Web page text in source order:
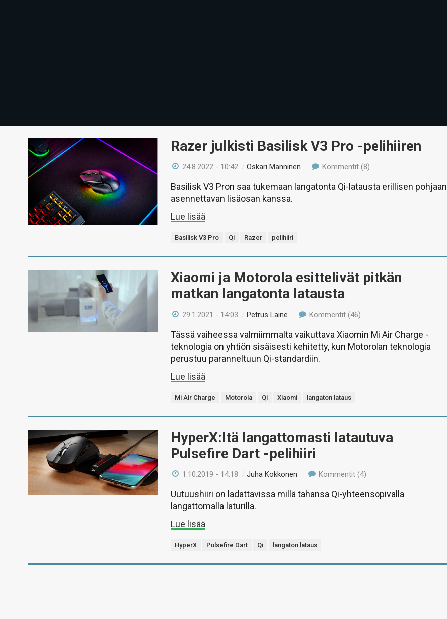
Razer julkisti Basilisk V3 Pro -pelihiiren
24.8.2022 - 10:42 /Oskari Manninen Kommentit (8)
Basilisk V3 Pron saa tukemaan langatonta Qi-latausta erillisen pohjaan
asennettavan lisäosan kanssa.
Lue lisää
Basilisk V3 Pro Qi Razer pelihiiri
Xiaomi ja Motorola esittelivät pitkän
matkan langatonta latausta
29.1.2021 - 14:03 /Petrus Laine Kommentit (46)
Tässä vaiheessa valmiimmalta vaikuttava Xiaomin Mi Air Charge -
teknologia on yhtiön sisäisesti kehitetty, kun Motorolan teknologia
perustuu paranneltuun Qi-standardiin.
Lue lisää
Mi Air Charge Motorola Qi Xiaomi langaton lataus
HyperX:ltä langattomasti latautuva
Pulsefire Dart -pelihiiri
1.10.2019 - 14:18 /Juha Kokkonen Kommentit (4)
Uutuushiiri on ladattavissa millä tahansa Qi-yhteensopivalla
langattomalla laturilla.
Lue lisää
HyperX Pulsefire Dart Qi langaton lataus